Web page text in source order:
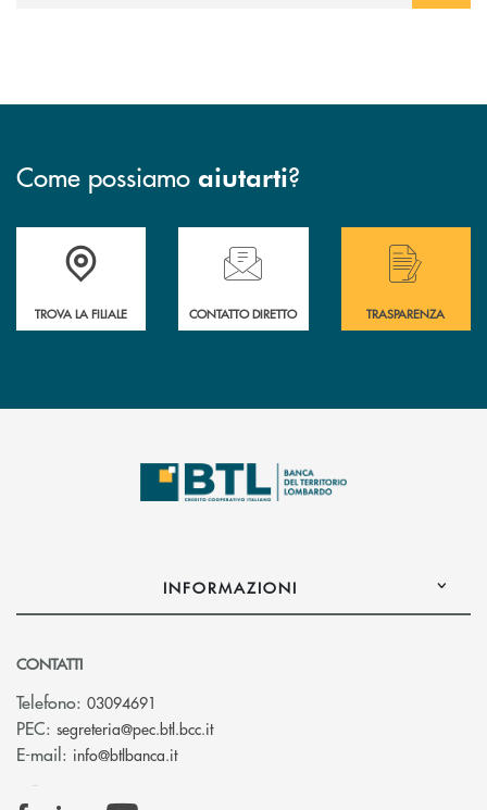
Come possiamo aiutarti?
Accedi all' elenco completo delle filiali .
TROVA LA FILIALE
Hai bisogno di assistenza immediata?
CONTATTO DIRETTO
Hai bisogno di
TRASPARENZA
INFORMAZIONI
CONTATTI
Telefono: 03094691
PEC: segreteria@pec.btl.bcc.it(si apre l’app di posta elettronica)
E-mail: info@btlbanca.it(si apre l’app di posta elettronica)